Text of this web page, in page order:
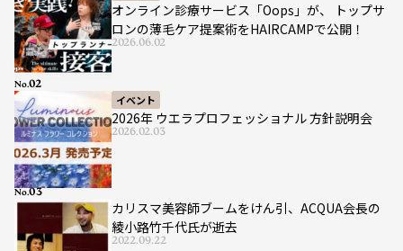
オンライン診療サービス「Oops」が、 トップサ
ロンの薄毛ケア提案術をHAIRCAMPで公開！
2026.06.02
イベント
2026年 ウエラプロフェッショナル 方針説明会
2026.02.03
No.
カリスマ美容師ブームをけん引、ACQUA会長の
綾小路竹千代氏が逝去
2022.09.22
No.